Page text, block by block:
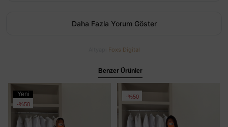
Daha Fazla Yorum Göster
Foxs Digital
Benzer Ürünler
Yeni
Ürün
%50
%50